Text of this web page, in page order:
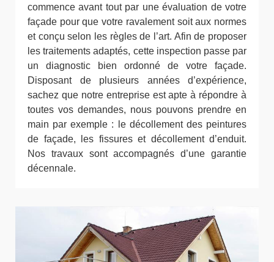
commence avant tout par une évaluation de votre
façade pour que votre ravalement soit aux normes
et conçu selon les règles de l’art. Afin de proposer
les traitements adaptés, cette inspection passe par
un diagnostic bien ordonné de votre façade.
Disposant de plusieurs années d’expérience,
sachez que notre entreprise est apte à répondre à
toutes vos demandes, nous pouvons prendre en
main par exemple : le décollement des peintures
de façade, les fissures et décollement d’enduit.
Nos travaux sont accompagnés d’une garantie
décennale.